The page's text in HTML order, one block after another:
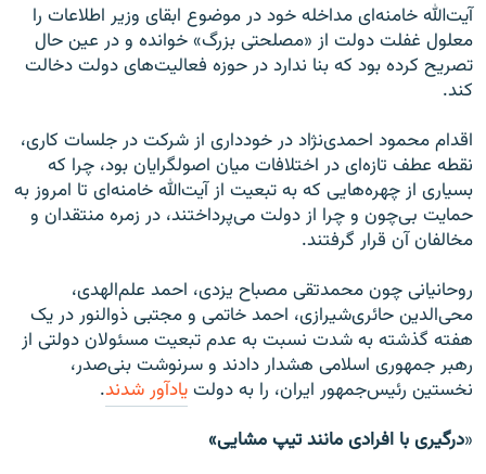
آیت‌الله خامنه‌ای مداخله خود در موضوع ابقای وزیر اطلاعات را
معلول غفلت دولت از «مصلحتی بزرگ» خوانده و در عین حال
تصریح کرده بود که بنا ندارد در حوزه فعالیت‌های دولت دخالت
کند.
اقدام محمود احمدی‌نژاد در خودداری از شرکت در جلسات کاری،
نقطه عطف تازه‌ای در اختلافات میان اصولگرایان بود، چرا که
بسیاری از چهره‌هایی که به تبعیت از آیت‌الله خامنه‌ای تا امروز به
حمایت بی‌چون و چرا از دولت می‌پرداختند، در زمره منتقدان و
مخالفان آن قرار گرفتند.
روحانیانی چون محمدتقی مصباح یزدی، احمد علم‌الهدی،
محی‌الدین حائری‌شیرازی، احمد خاتمی و مجتبی ذوالنور در یک
هفته گذشته به شدت نسبت به عدم تبعیت مسئولان دولتی از
رهبر جمهوری اسلامی هشدار دادند و سرنوشت بنی‌صدر،
نخستین رئیس‌جمهور ایران، را به دولتیادآور شدند.
«درگیری با افرادی مانند تيپ مشايی»